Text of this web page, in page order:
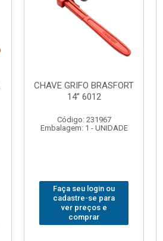
ABAJOUR LED
BRASFORT COB MESA
Código: 310379
Embalagem: 1 - UNIDADE
Faça seu login ou
cadastre-se para
ver preços e
comprar